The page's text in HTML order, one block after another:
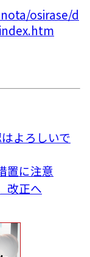
osirase/d
よろしいで
置に注意
改正へ